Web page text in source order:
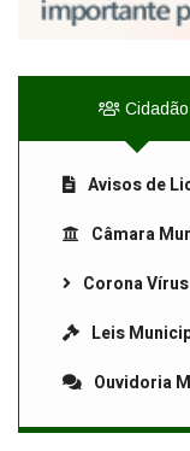
Cidadão
Avisos de
Câmara
Corona Vírus
Leis
Ouvidoria